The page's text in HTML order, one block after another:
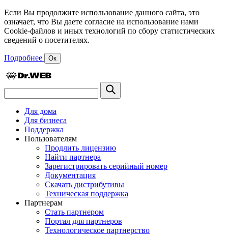
Если Вы продолжите использование данного сайта, это
означает, что Вы даете согласие на использование нами
Cookie-файлов и иных технологий по сбору статистических
сведений о посетителях.
Подробнее Ок
Для дома
Для бизнеса
Поддержка
Пользователям
Продлить лицензию
Найти партнера
Зарегистрировать серийный номер
Документация
Скачать дистрибутивы
Техническая поддержка
Партнерам
Стать партнером
Портал для партнеров
Технологическое партнерство